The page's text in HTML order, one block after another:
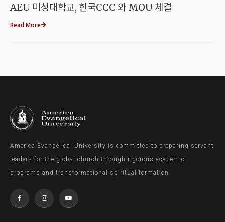
AEU 미성대학교, 한국CCC 와 MOU 체결
Read More
America Evangelical University is committed to preparing servant
leaders for the global church through rigorous academic
programs and transformational spiritual formation.